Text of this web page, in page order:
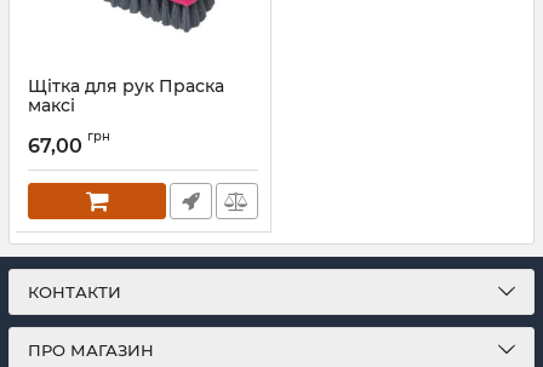
Щітка для рук Праска
максі
67,00 грн
КОНТАКТИ
ПРО МАГАЗИН